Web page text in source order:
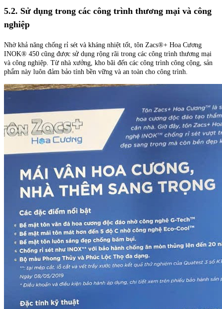
5.2. Sử dụng trong các công trình thương mại và công
nghiệp
Nhờ khả năng chống rỉ sét và kháng nhiệt tốt, tôn Zacs®+ Hoa Cương
INOK® 450 cũng được sử dụng rộng rãi trong các công trình thương mại
và công nghiệp. Từ nhà xưởng, kho bãi đến các công trình công cộng, sản
phẩm này luôn đảm bảo tính bền vững và an toàn cho công trình.